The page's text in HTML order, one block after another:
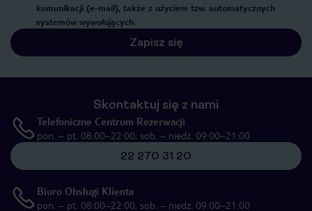
komunikacji (e-mail), także z użyciem tzw. automatycznych
systemów wywołujących.
Zapisz się
Skontaktuj się z nami
Telefoniczne Centrum Rezerwacji
pon. – pt. 08:00–22:00, sob. – niedz. 09:00–21:00
22 270 31 20
Biuro Obsługi Klienta
pon. – pt. 08:00–22:00, sob. – niedz. 09:00–21:00